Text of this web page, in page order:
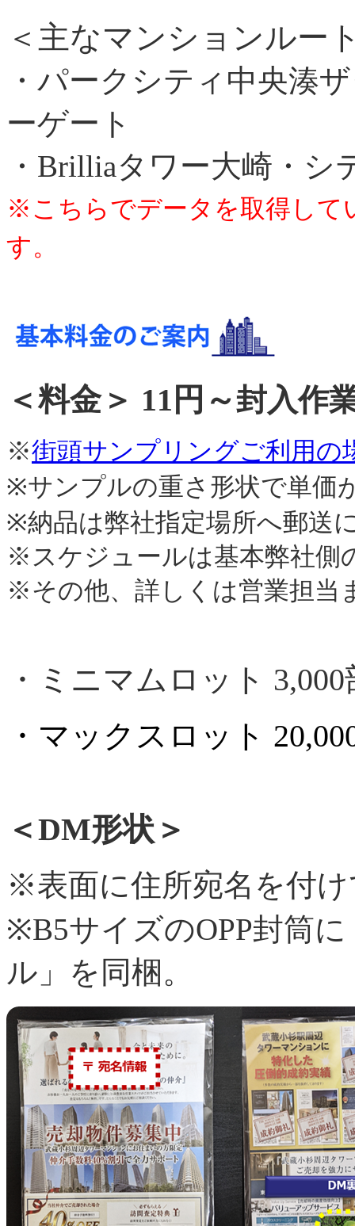
＜主なマンションルー
・パークシティ中央湊
ーゲート
・Brilliaタワー大崎・
※こちらでデータを取得して
す。
＜料金＞ 11円～封入作
※街頭サンプリングご利用の
※サンプルの重さ形状で単価
※納品は弊社指定場所へ郵送
※スケジュールは基本弊社側
※その他、詳しくは営業担当
・ミニマムロット
・マックスロット
＜DM形状＞
※表面に住所宛名を付
※B5サイズのOPP封筒
ル」を同梱。